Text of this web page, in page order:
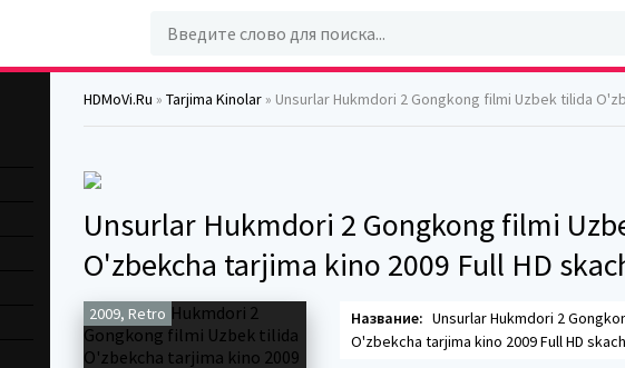
HDMoVi.Ru » Tarjima Kinolar » Unsurlar Hukmdori 2 Gongkong filmi Uzbek tilida O'zbekcha
Unsurlar Hukmdori 2 Gongkong filmi
O'zbekcha tarjima kino 2009 Full HD
2009, Retro Название: Unsurlar Hukmdori 2
O'zbekcha tarjima kino 2009 Full HD